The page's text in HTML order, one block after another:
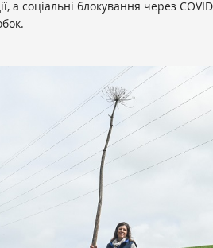
а соціальні блокування через